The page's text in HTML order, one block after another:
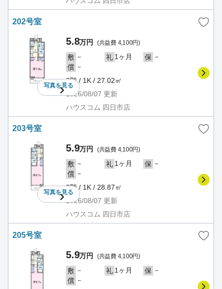
202号室
写真を見る
5.8万円 (共益費 4,100円)
敷 － 礼 1ヶ月 保 －
償 －
2階 / 1K / 27.02㎡
2026/08/07 更新
ハウスコム 四日市店
203号室
写真を見る
5.9万円 (共益費 4,100円)
敷 － 礼 1ヶ月 保 －
償 －
2階 / 1K / 28.87㎡
2026/08/07 更新
ハウスコム 四日市店
205号室
5.9万円 (共益費 4,100円)
敷 － 礼 1ヶ月 保 －
償 －